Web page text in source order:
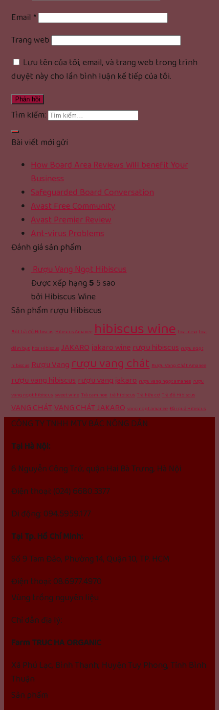
Email *
Trang web
Lưu tên của tôi, email, và trang web trong trình
duyệt này cho lần bình luận kế tiếp của tôi.
Tìm kiếm:
Bài viết mới gửi
How Board Area Reviews Will benefit Your
Business
Safeguarded Board Conversation
Avast Free Community
Avast Premier Review
Ant-virus Problems
Đánh giá sản phẩm
Rượu Vang Ngọt Hibiscus
Được xếp hạng5 5 sao
bởi Hibiscus Wine
Sản phẩm rượu Hibiscus
Bột trà đỏ Hibiscus Hibiscus Amanee hibiscus wine hoa atiso hoa
dâm bụt hoa Hibiscus JAKAROjakaro winerượu hibiscus rượu ngọt
hibiscus Rượu Vangrượu vang chát Rượu Vang Chát Amanee
rượu vang hibiscusrượu vang jakaro rượu vang ngọt amanee rượu
vang ngọt hibiscus sweet wine Trà cam non trà hibiscus Trà hữu cơ Trà đỏ Hibiscus
VANG CHÁTVANG CHÁT JAKARO vang ngọt amanee Đài quả Hibiscus
CÔNG TY TNHH MTV BÁC NÔNG DÂN
Tại Hà Nội:
6 Nguyễn Công Trứ, quận Hai Bà Trưng, Hà Nội
Điện thoại: (024) 6680.3377
Di động: 094.5959.177
Tại Tp. Hồ Chí Minh:
Số 9 Tam Đảo, Phường 14, Quận 10, TP. HCM
Điện thoại: 08.6977.4970
Vùng trồng nguyên liệu
Chỉ dẫn địa lý:
Farm TRUC HA ORGANIC
Xã Phú Lạc, Bình Thạnh; Huyện Tuy Phong, Tỉnh Bình
Thuận
Sản phẩm